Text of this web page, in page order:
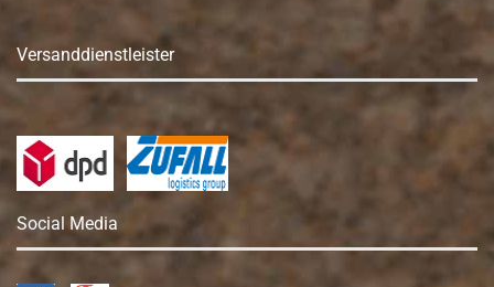
Versanddienstleister
Social Media